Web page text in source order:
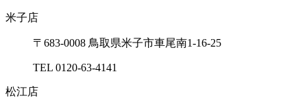
⽶⼦店
〒683-0008 ⿃取県⽶⼦市⾞尾南1-16-25
TEL 0120-63-4141
松江店